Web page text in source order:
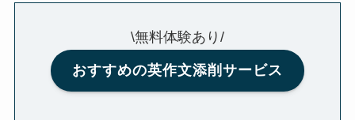
\無料体験あり/
おすすめの英作文添削サービス